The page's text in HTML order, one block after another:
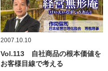
2007.10.10
Vol.113 自社商品の根本価値を
お客様目線で考える